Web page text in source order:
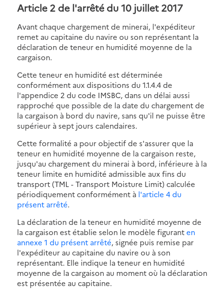
Article 2 de l'arrêté du 10 juillet 2017
Avant chaque chargement de minerai, l'expéditeur
remet au capitaine du navire ou son représentant la
déclaration de teneur en humidité moyenne de la
cargaison.
Cette teneur en humidité est déterminée
conformément aux dispositions du 1.1.4.4 de
l'appendice 2 du code IMSBC, dans un délai aussi
rapproché que possible de la date du chargement de
la cargaison à bord du navire, sans qu'il ne puisse être
supérieur à sept jours calendaires.
Cette formalité a pour objectif de s'assurer que la
teneur en humidité moyenne de la cargaison reste,
jusqu'au chargement du minerai à bord, inférieure à la
teneur limite en humidité admissible aux fins du
transport (TML - Transport Moisture Limit) calculée
périodiquement conformément à l'article 4 du
présent arrêté.
La déclaration de la teneur en humidité moyenne de
la cargaison est établie selon le modèle figuranten
annexe 1 du présent arrêté, signée puis remise par
l'expéditeur au capitaine du navire ou à son
représentant. Elle indique la teneur en humidité
moyenne de la cargaison au moment où la déclaration
est présentée au capitaine.